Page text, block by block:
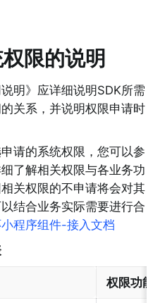
限的说明
说明》应详细说明SDK所需
关系，并说明权限申请时
请的系统权限，您可以参
了解相关权限与各业务功
关权限的不申请将会对其
结合业务实际需要进行合
程序组件-接入文档
权限功能